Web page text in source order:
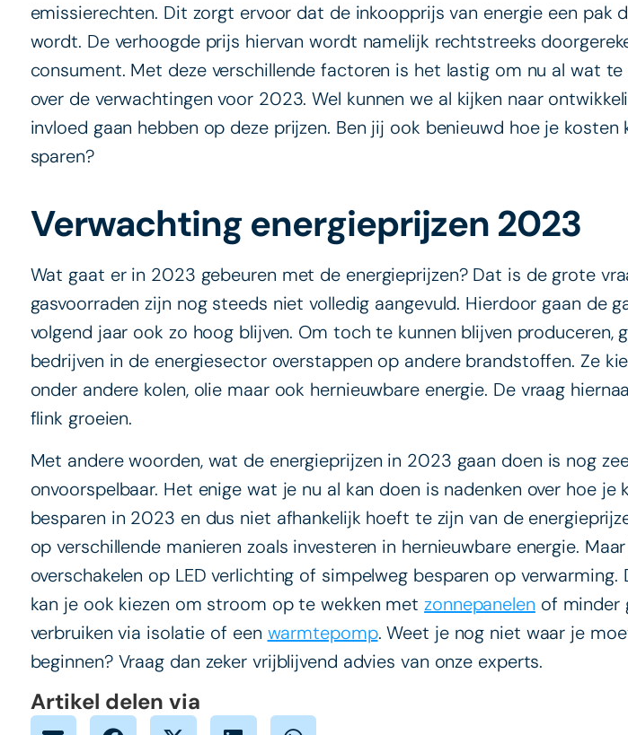
emissierechten. Dit zorgt ervoor dat de inkoopprijs van energie een pak
wordt. De verhoogde prijs hiervan wordt namelijk rechtstreeks
consument. Met deze verschillende factoren is het lastig om nu al wat te
over de verwachtingen voor 2023. Wel kunnen we al kijken naar
invloed gaan hebben op deze prijzen. Ben jij ook benieuwd hoe je kosten
sparen?
Verwachting energieprijzen 2023
Wat gaat er in 2023 gebeuren met de energieprijzen? Dat is de grote
gasvoorraden zijn nog steeds niet volledig aangevuld. Hierdoor gaan de
volgend jaar ook zo hoog blijven. Om toch te kunnen blijven produceren,
bedrijven in de energiesector overstappen op andere brandstoffen. Ze
onder andere kolen, olie maar ook hernieuwbare energie. De vraag
flink groeien.
Met andere woorden, wat de energieprijzen in 2023 gaan doen is nog
onvoorspelbaar. Het enige wat je nu al kan doen is nadenken over hoe je
besparen in 2023 en dus niet afhankelijk hoeft te zijn van de
op verschillende manieren zoals investeren in hernieuwbare energie.
overschakelen op LED verlichting of simpelweg besparen op verwarming.
kan je ook kiezen om stroom op te wekken metzonnepanelen of minder
verbruiken via isolatie of een warmtepomp. Weet je nog niet waar je
beginnen? Vraag dan zeker vrijblijvend advies van onze experts.
Artikel delen via